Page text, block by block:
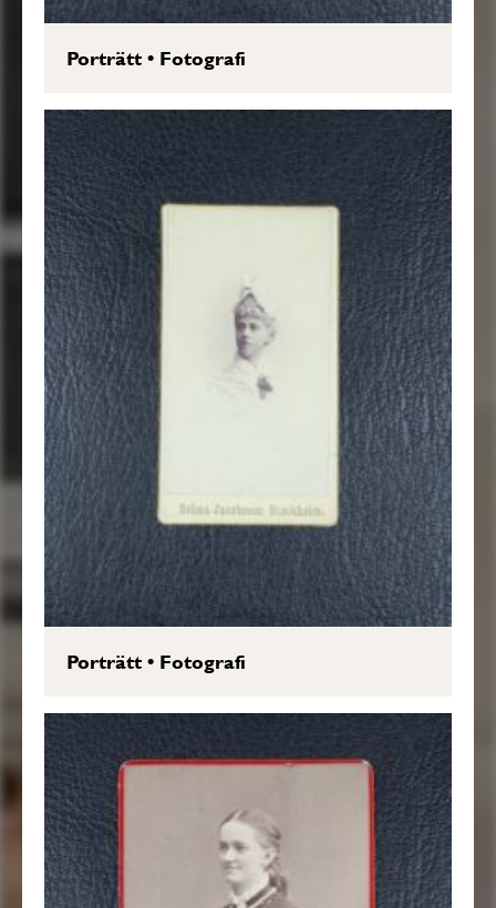
Porträtt• Fotografi
Porträtt• Fotografi